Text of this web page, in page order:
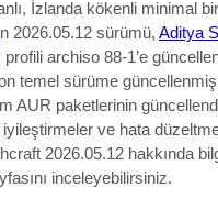
İzlanda kökenli minimal
2026.05.12 sürümü, Aditya
profili archiso 88-1’e
temel sürüme güncellenmiş
AUR paketlerinin
ve hata
2026.05.12 hakkında
inceleyebilirsiniz.